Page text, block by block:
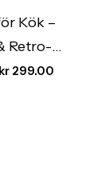
Kök –
Retro-
Kökstavlor
kr 299.00